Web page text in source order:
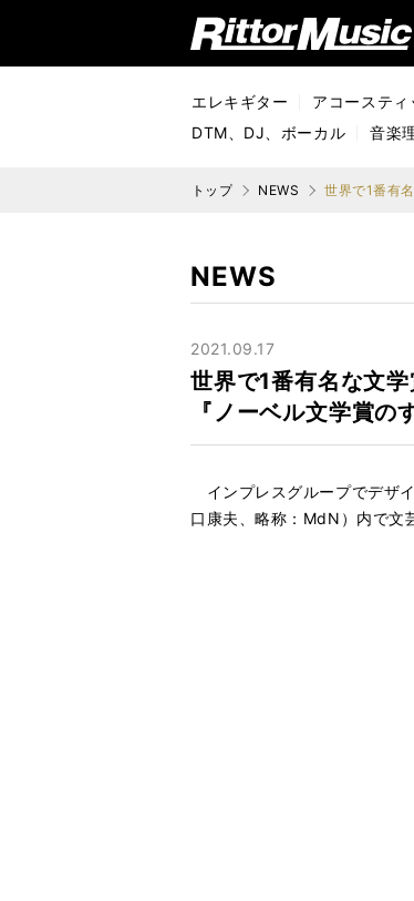
リットーミュージック (Rittor Music)
エレキギター アコースティ
DTM、DJ、ボーカル
音楽
トップ NEWS
NEWS
2021.09.17
世界で1番有名な文
『ノーベル文学賞の
インプレスグループでデザ
口康夫、略称：MdN）内で文